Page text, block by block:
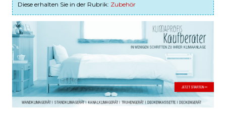
Diese erhalten Sie in der Rubrik: Zubehör